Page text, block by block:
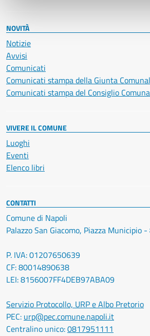
NOVITÀ
Notizie
Avvisi
Comunicati
Comunicati stampa della Giunta
Comunicati stampa del Consiglio
VIVERE IL COMUNE
Luoghi
Eventi
Elenco libri
CONTATTI
Comune di Napoli
Palazzo San Giacomo, Piazza Municipio
P. IVA: 01207650639
CF: 80014890638
LEI: 8156007FF4DEB97ABA09
Servizio Protocollo, URP e Albo Pretorio
PEC: urp@pec.comune.napoli.it
Centralino unico:0817951111